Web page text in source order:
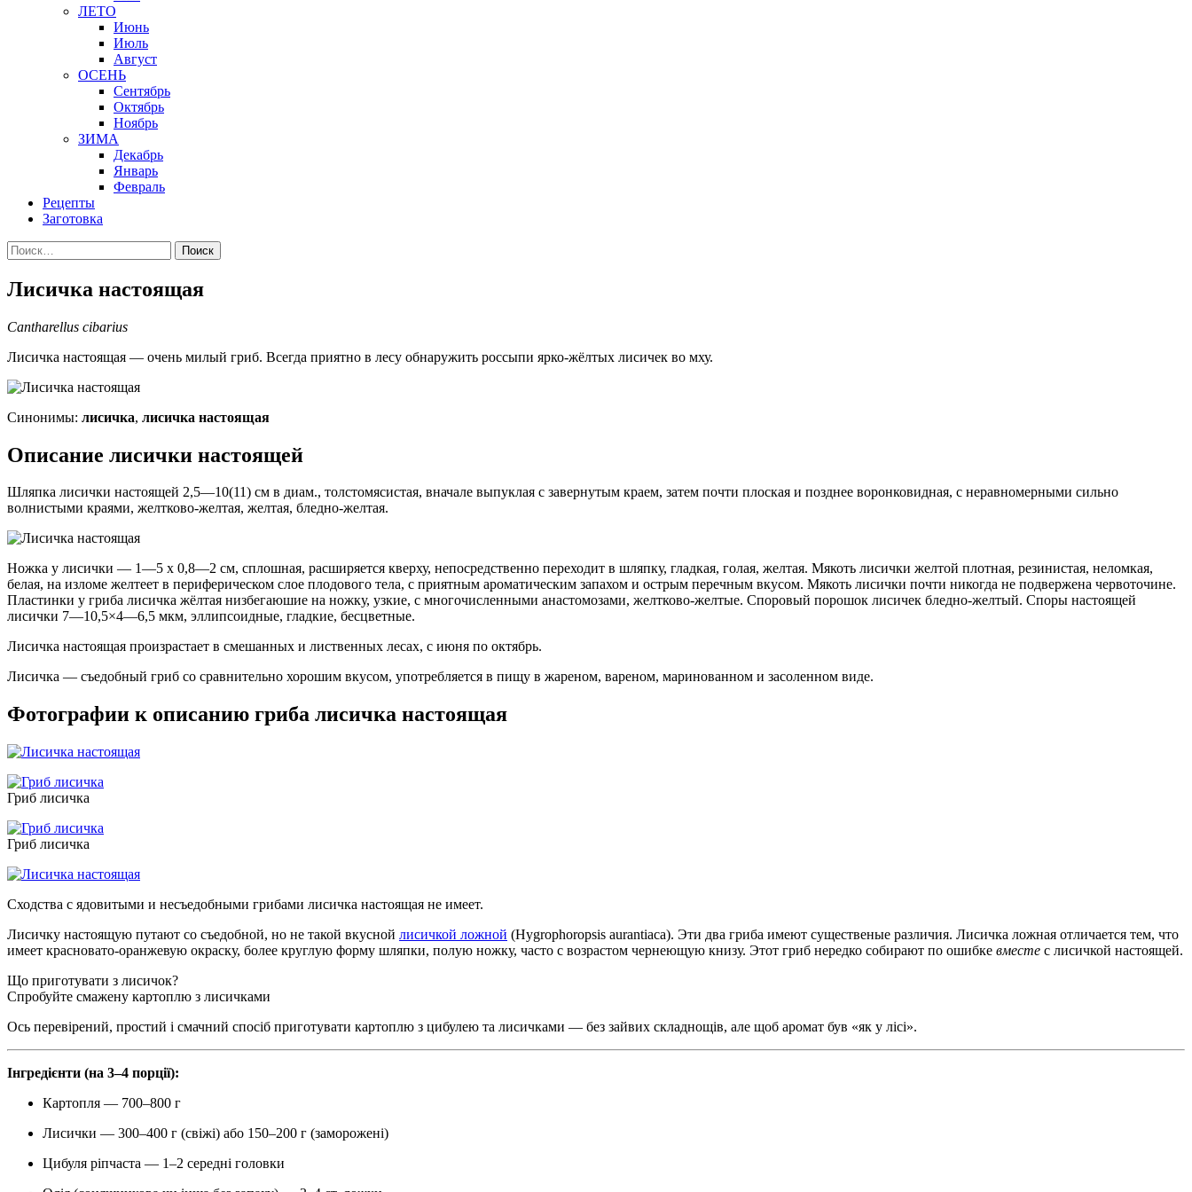
ЛЕТО
Июнь
Июль
Август
ОСЕНЬ
Сентябрь
Октябрь
Ноябрь
ЗИМА
Декабрь
Январь
Февраль
Рецепты
Заготовка
Найти:
Лисичка настоящая
Cantharellus cibarius
Лисичка настоящая — очень милый гриб. Всегда приятно в лесу обнаружить россыпи ярко-жёлтых лисичек во мху.
Синонимы: лисичка, лисичка настоящая
Описание лисички настоящей
Шляпка лисички настоящей 2,5—10(11) см в диам., толстомясистая, вначале выпуклая с завернутым краем, затем почти плоская и позднее воронковидная, с неравномерными сильно
волнистыми краями, желтково-желтая, желтая, бледно-желтая.
Ножка у лисички — 1—5 х 0,8—2 см, сплошная, расширяется кверху, непосредственно переходит в шляпку, гладкая, голая, желтая. Мякоть лисички желтой плотная, резинистая, неломкая,
белая, на изломе желтеет в периферическом слое плодового тела, с приятным ароматическим запахом и острым перечным вкусом. Мякоть лисички почти никогда не подвержена червоточине.
Пластинки у гриба лисичка жёлтая низбегаюшие на ножку, узкие, с многочисленными анастомозами, желтково-желтые. Споровый порошок лисичек бледно-желтый. Споры настоящей
лисички 7—10,5×4—6,5 мкм, эллипсоидные, гладкие, бесцветные.
Лисичка настоящая произрастает в смешанных и лиственных лесах, с июня по октябрь.
Лисичка — съедобный гриб со сравнительно хорошим вкусом, употребляется в пищу в жареном, вареном, маринованном и засоленном виде.
Фотографии к описанию гриба лисичка настоящая
Гриб лисичка
Гриб лисичка
Сходства с ядовитыми и несъедобными грибами лисичка настоящая не имеет.
Лисичку настоящую путают со съедобной, но не такой вкусной лисичкой ложной (Hygrophoropsis aurantiaca). Эти два гриба имеют существеные различия. Лисичка ложная отличается тем, что
имеет красновато-оранжевую окраску, более круглую форму шляпки, полую ножку, часто с возрастом чернеющую книзу. Этот гриб нередко собирают по ошибке вместе с лисичкой настоящей.
Що приготувати з лисичок?
Спробуйте смажену картоплю з лисичками
Ось перевірений, простий і смачний спосіб приготувати картоплю з цибулею та лисичками — без зайвих складнощів, але щоб аромат був «як у лісі».
Інгредієнти (на 3–4 порції):
Картопля — 700–800 г
Лисички — 300–400 г (свіжі) або 150–200 г (заморожені)
Цибуля ріпчаста — 1–2 середні головки